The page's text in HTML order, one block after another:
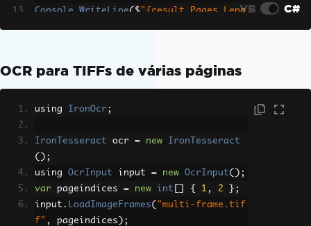
Console
WriteLine( $ "{result.Pages.LengVB C#
OCR para TIFFs de várias páginas
using IronOcr ;
IronTesseract ocr = new
IronTesseract
();
using OcrInput input = new OcrInput();
var pageindices = new int { 1, 2
};
input . LoadImageFrames( "multi-frame.tif
f" , pageindices );